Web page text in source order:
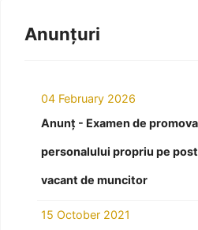
Anunțuri
04 February 2026
Anunț - Examen de
personalului propriu pe post
vacant de muncitor
15 October 2021